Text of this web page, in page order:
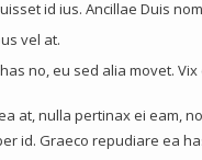
id ius. Ancillae Duis
vel at.
no, eu sed alia movet.
at, nulla pertinax ei eam,
id. Graeco repudiare ea